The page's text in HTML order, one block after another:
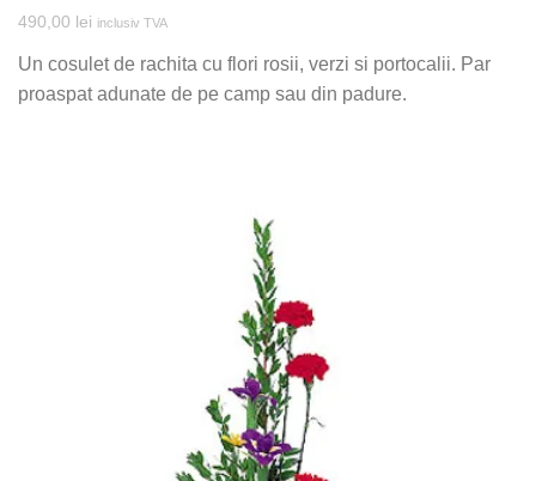
490,00 lei inclusiv TVA
Un cosulet de rachita cu flori rosii, verzi si portocalii. Par
proaspat adunate de pe camp sau din padure.